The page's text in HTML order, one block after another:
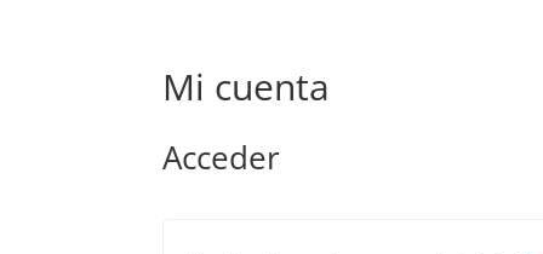
Mi cuenta
Acceder